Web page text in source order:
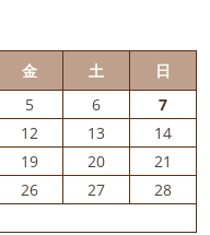
金 土
日
5 6
7
12 13
14
19 20
21
26 27
28